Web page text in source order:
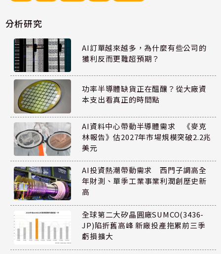
分析研究
AI訂單越來越多，為什麼有些公司的
獲利反而更難超預期？
功率半導體缺貨正在醞釀？從大廠資
本支出看真正的時間點
AI資料中心帶動半導體需求 《麥克
林報告》估2027年市場規模突破2.2兆
美元
AI投資熱潮帶動需求 西門子調高全
年財測、單季工業事業利潤創歷史新
高
全球第二大矽晶圓廠SUMCO(3436-
JP)陷折舊高峰 新廠投產拖累前三季
虧損擴大